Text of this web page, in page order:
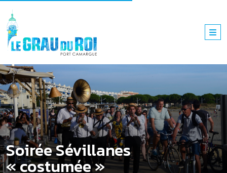
Soirée Sévillanes
« costumée »